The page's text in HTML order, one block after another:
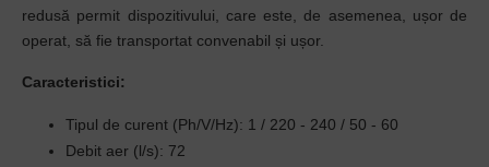
redusă permit dispozitivului, care este, de asemenea, ușor de
operat, să fie transportat convenabil și ușor.
Caracteristici:
Tipul de curent (Ph/V/Hz): 1 / 220 - 240 / 50 - 60
Debit aer (l/s): 72